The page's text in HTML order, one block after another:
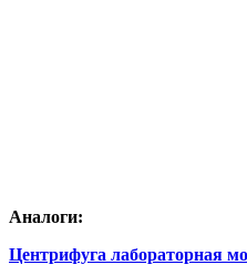
Аналоги:
Центрифуга лабораторная